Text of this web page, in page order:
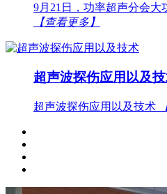
9月21日，功率超声分会大
【查看更多】
超声波探伤应用以及
超声波探伤应用以及技术